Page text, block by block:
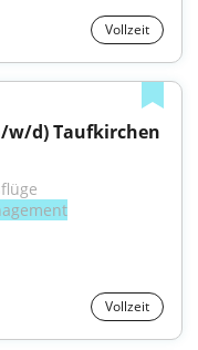
Vollzeit
w/d) Taufkirchen
Vollzeit